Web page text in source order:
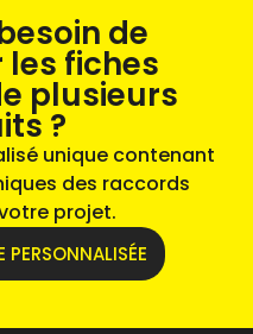
de
fiches
plusieurs
?
unique contenant
des raccords
projet.
PERSONNALISÉE